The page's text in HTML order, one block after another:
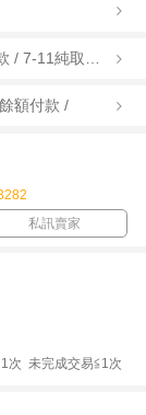
額付款 /
私訊賣家
次 未完成交易≦1次